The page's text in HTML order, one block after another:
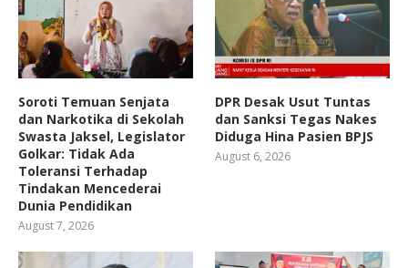
Soroti Temuan Senjata
dan Narkotika di Sekolah
Swasta Jaksel, Legislator
Golkar: Tidak Ada
Toleransi Terhadap
Tindakan Mencederai
Dunia Pendidikan
August 7, 2026
DPR Desak Usut Tuntas
dan Sanksi Tegas Nakes
Diduga Hina Pasien BPJS
August 6, 2026